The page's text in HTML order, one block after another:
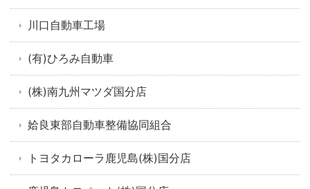
川口自動車工場
(有)ひろみ自動車
(株)南九州マツダ国分店
姶良東部自動車整備協同組合
トヨタカローラ鹿児島(株)国分店